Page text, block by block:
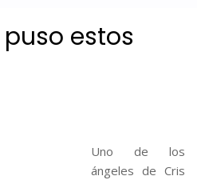
estos
Uno de los
ángeles de Cris